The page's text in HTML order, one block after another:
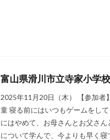
富山県滑川市立寺家小学校
2025年11月20日（木） 【参加
童 寝る前にはいつもゲームをし
にはやめて、お母さんとお父さ
について学んで、今よりも早く